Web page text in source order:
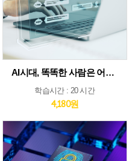
AI시대, 똑똑한 사람은 어떻게 생각하고 질문하는가
학습시간 : 20 시간
4,180원